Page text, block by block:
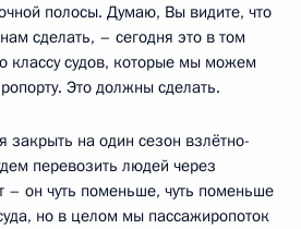
полосы. Думаю, Вы видите, что
сделать, – сегодня это в том
классу судов, которые мы можем
Это должны сделать.
закрыть на один сезон взлётно-
перевозить людей через
– он чуть поменьше, чуть поменьше
но в целом мы пассажиропоток